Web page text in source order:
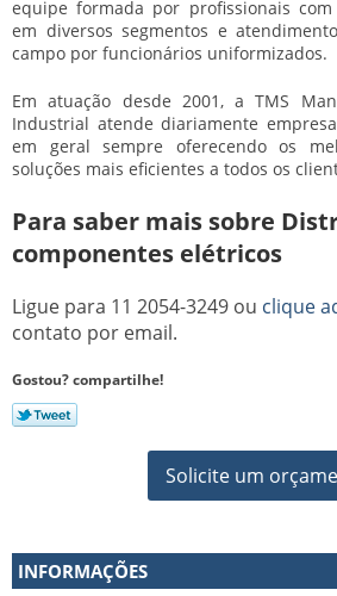
equipe formada por profissionais com
em diversos segmentos e
campo por funcionários uniformizados.
Em atuação desde 2001, a TMS
Industrial atende diariamente
em geral sempre oferecendo os
soluções mais eficientes a todos os
Para saber mais sobre
componentes elétricos
Ligue para 11 2054-3249 ou clique
contato por email.
Gostou? compartilhe!
Solicite um
INFORMAÇÕES